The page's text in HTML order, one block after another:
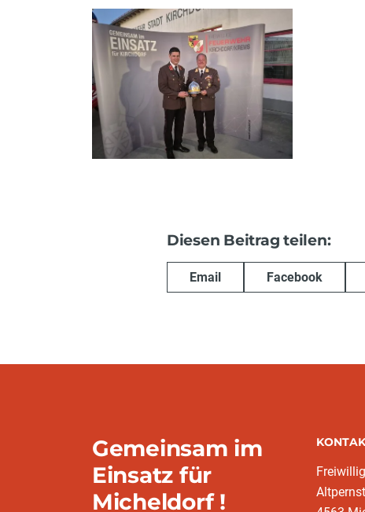
Diesen Beitrag teilen:
Email Facebook
Gemeinsam im
Einsatz für
Micheldorf !